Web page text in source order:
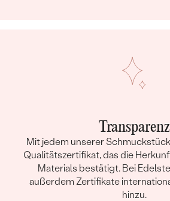
Transparenz
Mit jedem unserer
Qualitätszertifikat, das die
Materials bestätigt. Bei
außerdem Zertifikate
hinzu.